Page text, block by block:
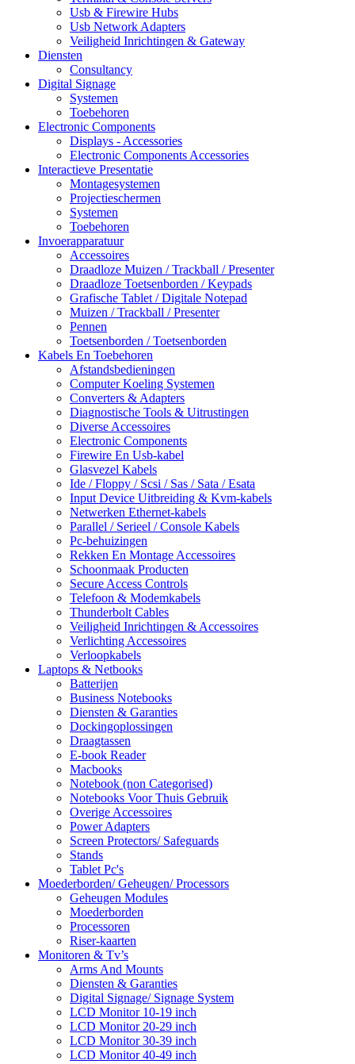
Usb & Firewire Hubs
Usb Network Adapters
Veiligheid Inrichtingen & Gateway
Diensten
Consultancy
Digital Signage
Systemen
Toebehoren
Electronic Components
Displays - Accessories
Electronic Components Accessories
Interactieve Presentatie
Montagesystemen
Projectieschermen
Systemen
Toebehoren
Invoerapparatuur
Accessoires
Draadloze Muizen / Trackball / Presenter
Draadloze Toetsenborden / Keypads
Grafische Tablet / Digitale Notepad
Muizen / Trackball / Presenter
Pennen
Toetsenborden / Toetsenborden
Kabels En Toebehoren
Afstandsbedieningen
Computer Koeling Systemen
Converters & Adapters
Diagnostische Tools & Uitrustingen
Diverse Accessoires
Electronic Components
Firewire En Usb-kabel
Glasvezel Kabels
Ide / Floppy / Scsi / Sas / Sata / Esata
Input Device Uitbreiding & Kvm-kabels
Netwerken Ethernet-kabels
Parallel / Serieel / Console Kabels
Pc-behuizingen
Rekken En Montage Accessoires
Schoonmaak Producten
Secure Access Controls
Telefoon & Modemkabels
Thunderbolt Cables
Veiligheid Inrichtingen & Accessoires
Verlichting Accessoires
Verloopkabels
Laptops & Netbooks
Batterijen
Business Notebooks
Diensten & Garanties
Dockingoplossingen
Draagtassen
E-book Reader
Macbooks
Notebook (non Categorised)
Notebooks Voor Thuis Gebruik
Overige Accessoires
Power Adapters
Screen Protectors/ Safeguards
Stands
Tablet Pc's
Moederborden/ Geheugen/ Processors
Geheugen Modules
Moederborden
Processoren
Riser-kaarten
Monitoren & Tv’s
Arms And Mounts
Diensten & Garanties
Digital Signage/ Signage System
LCD Monitor 10-19 inch
LCD Monitor 20-29 inch
LCD Monitor 30-39 inch
LCD Monitor 40-49 inch